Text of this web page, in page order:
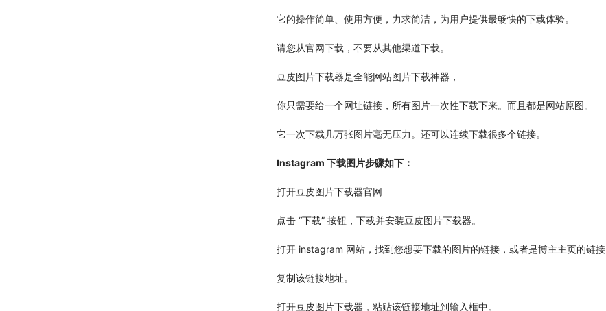
它的操作简单、使用方便，力求简洁，为用户提供最畅快的下载体验。
请您从官网下载，不要从其他渠道下载。
豆皮图片下载器是全能网站图片下载神器，
你只需要给一个网址链接，所有图片一次性下载下来。而且都是网站原图。
它一次下载几万张图片毫无压力。还可以连续下载很多个链接。
Instagram 下载图片步骤如下：
打开豆皮图片下载器官网
点击 “下载” 按钮，下载并安装豆皮图片下载器。
打开 instagram 网站，找到您想要下载的图片的链接，或者是博主主页的链接
复制该链接地址。
打开豆皮图片下载器，粘贴该链接地址到输入框中。